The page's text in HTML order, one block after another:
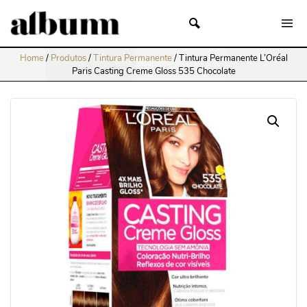
Home/ Produtos/Tintura Permanente/Tintura Permanente L’Oréal
Paris Casting Creme Gloss 535 Chocolate